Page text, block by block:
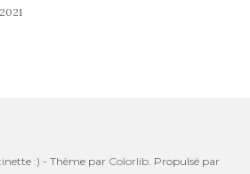
:) - Thème par Colorlib. Propulsé par